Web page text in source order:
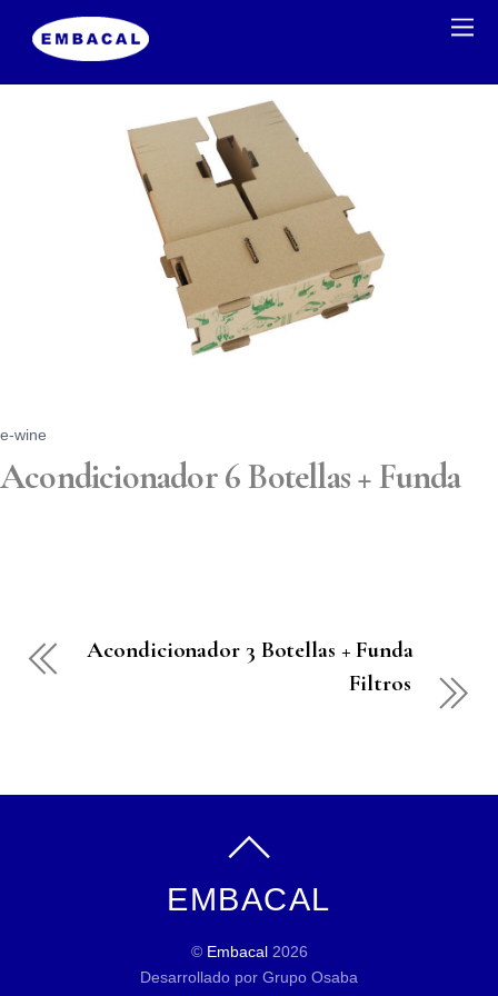
e-wine
Acondicionador 6 Botellas + Funda
Acondicionador 3 Botellas + Funda
Filtros
EMBACAL
© Embacal2026
Desarrollado por Grupo Osaba